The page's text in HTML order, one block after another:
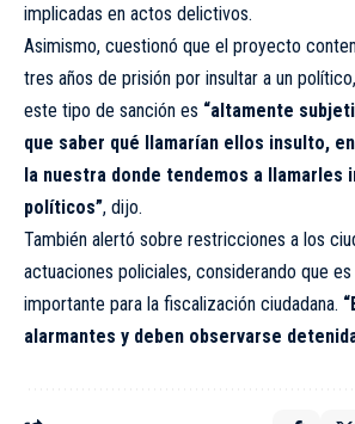
implicadas en actos delictivos.
Asimismo, cuestionó que el proyecto
tres años de prisión por insultar a un
este tipo de sanción es “altamente
que saber qué llamarían ellos insulto,
la nuestra donde tendemos a llamarles
políticos”, dijo.
También alertó sobre restricciones a los
actuaciones policiales, considerando que
importante para la fiscalización ciudadana.
alarmantes y deben observarse